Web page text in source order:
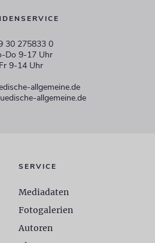
30 275833 0
Do 9-17 Uhr
Fr 9-14 Uhr
allgemeine.de
allgemeine.de
SERVICE
Mediadaten
Fotogalerien
Autoren